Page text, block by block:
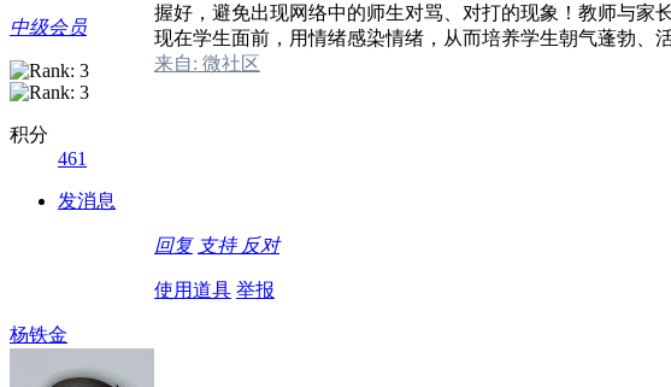
中级会员
积分
461
发消息
握好，避免出现网络中的师生对骂、对打的现象！教师与家
现在学生面前，用情绪感染情绪，从而培养学生朝气蓬勃、
来自: 微社区
回复 支持 反对
使用道具 举报
杨铁金